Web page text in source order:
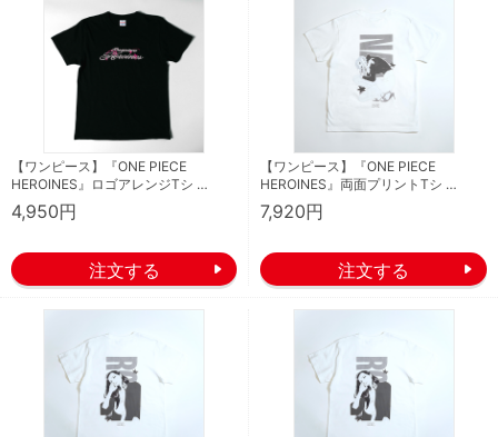
【ワンピース】『ONE PIECE
HEROINES』ロゴアレンジTシ …
4,950円
【ワンピース】『ONE PIECE
HEROINES』両面プリントTシ …
7,920円